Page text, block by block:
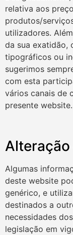
relativa aos
produtos/
utilizadores.
da sua exatidão,
tipográficos ou
sugerimos
com esta
vários canais de
presente website.
Algumas
deste website
genérico, e
destinados a
necessidades
legislação em